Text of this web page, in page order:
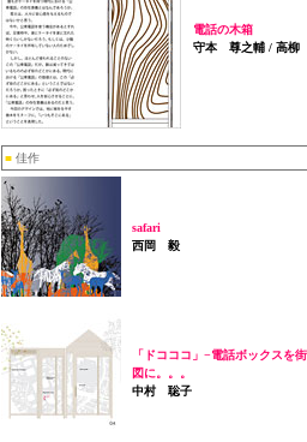
電話の木箱
守本 尊之輔 / 高柳
■ 佳作
safari
西岡 毅
「ドコココ」−電話ボックスを
図に。。。
中村 聡子